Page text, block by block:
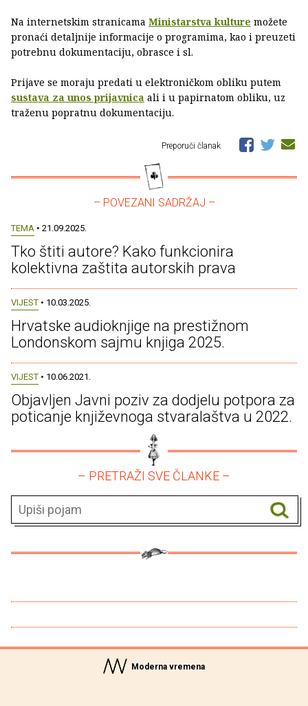
Na internetskim stranicama Ministarstva kulture možete
pronaći detaljnije informacije o programima, kao i preuzeti
potrebnu dokumentaciju, obrasce i sl.
Prijave se moraju predati u elektroničkom obliku putem
sustava za unos prijavnica ali i u papirnatom obliku, uz
traženu popratnu dokumentaciju.
Preporuči članak
– POVEZANI SADRŽAJ –
TEMA • 21.09.2025.
Tko štiti autore? Kako funkcionira
kolektivna zaštita autorskih prava
VIJEST • 10.03.2025.
Hrvatske audioknjige na prestižnom
Londonskom sajmu knjiga 2025.
VIJEST • 10.06.2021.
Objavljen Javni poziv za dodjelu potpora za
poticanje književnoga stvaralaštva u 2022.
– PRETRAŽI SVE ČLANKE –
Moderna vremena